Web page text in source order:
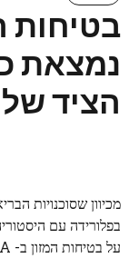
בטיחות
נמצאת
הציד של
מכיוון שסוכנויות
בפלורידה עם